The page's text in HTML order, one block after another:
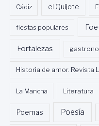
Cádiz el Quijote
fiestas populares
Fortalezas
Historia de amor. Revista
La Mancha Literatura
Poemas Poesía